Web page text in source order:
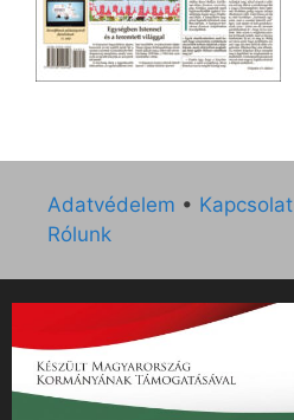
Adatvédelem • Kapcsolat
Rólunk